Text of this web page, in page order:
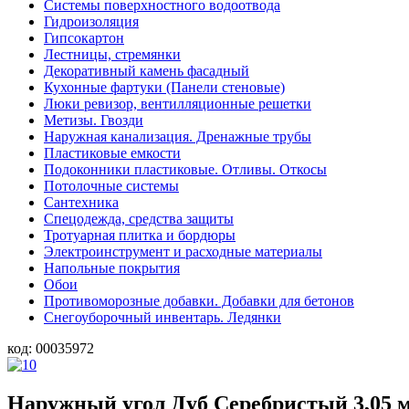
Системы поверхностного водоотвода
Гидроизоляция
Гипсокартон
Лестницы, стремянки
Декоративный камень фасадный
Кухонные фартуки (Панели стеновые)
Люки ревизор, вентилляционные решетки
Метизы. Гвозди
Наружная канализация. Дренажные трубы
Пластиковые емкости
Подоконники пластиковые. Отливы. Откосы
Потолочные системы
Сантехника
Спецодежда, средства защиты
Тротуарная плитка и бордюры
Электроинструмент и расходные материалы
Напольные покрытия
Обои
Противоморозные добавки. Добавки для бетонов
Снегоуборочный инвентарь. Ледянки
код: 00035972
Наружный угол Дуб Серебристый 3,05